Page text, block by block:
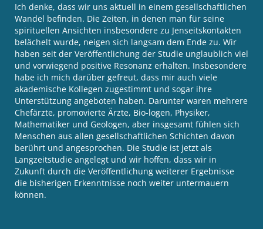
Ich denke, dass wir uns aktuell in einem gesellschaftlichen
Wandel befinden. Die Zeiten, in denen man für seine
spirituellen Ansichten insbesondere zu Jenseitskontakten
belächelt wurde, neigen sich langsam dem Ende zu. Wir
haben seit der Veröffentlichung der Studie unglaublich viel
und vorwiegend positive Resonanz erhalten. Insbesondere
habe ich mich darüber gefreut, dass mir auch viele
akademische Kollegen zugestimmt und sogar ihre
Unterstützung angeboten haben. Darunter waren mehrere
Chefärzte, promovierte Ärzte, Bio-logen, Physiker,
Mathematiker und Geologen, aber insgesamt fühlen sich
Menschen aus allen gesellschaftlichen Schichten davon
berührt und angesprochen. Die Studie ist jetzt als
Langzeitstudie angelegt und wir hoffen, dass wir in
Zukunft durch die Veröffentlichung weiterer Ergebnisse
die bisherigen Erkenntnisse noch weiter untermauern
können.